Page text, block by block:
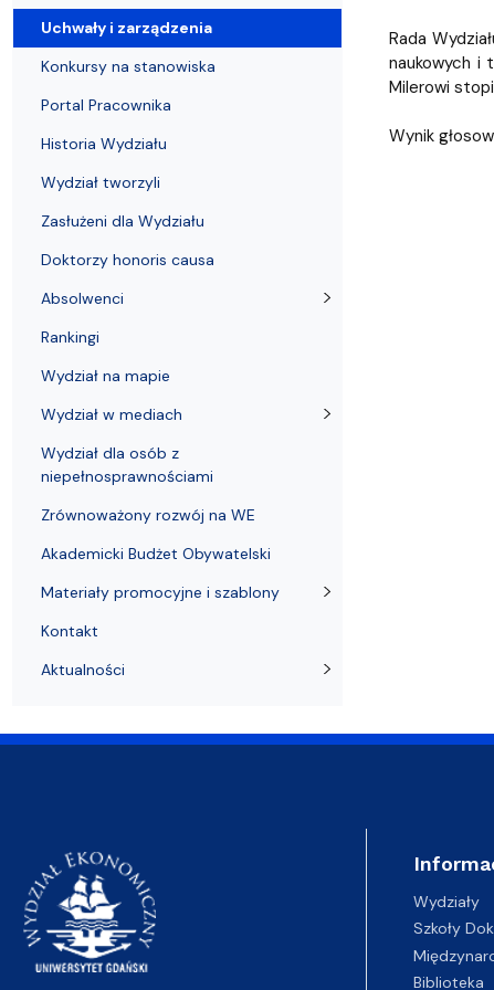
Rada
naukowych i
Milerowi
Wynik
Uchwały i zarządzenia
Konkursy na stanowiska
Portal Pracownika
Historia Wydziału
Wydział tworzyli
Zasłużeni dla Wydziału
Doktorzy honoris causa
Absolwenci
Rankingi
Wydział na mapie
Wydział w mediach
Wydział dla osób z
niepełnosprawnościami
Zrównoważony rozwój na WE
Akademicki Budżet Obywatelski
Materiały promocyjne i szablony
Kontakt
Aktualności
Wydziały
Szkoły
Biblioteka